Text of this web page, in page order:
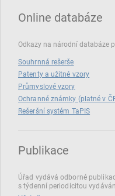
Online databáze
Odkazy na národní databáze
Souhrnná rešerše
Patenty a užitné vzory
Průmyslové vzory
Ochranné známky (platné v
Rešeršní systém TaPIS
Publikace
Úřad vydává odborné
s týdenní periodicitou